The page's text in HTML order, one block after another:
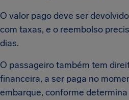
O valor pago deve ser
com taxas, e o reembolso
dias.
O passageiro também tem
financeira, a ser paga no
embarque, conforme determina